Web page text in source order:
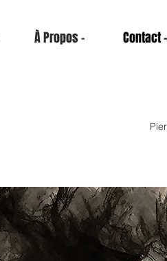
Contact -
À Propos -